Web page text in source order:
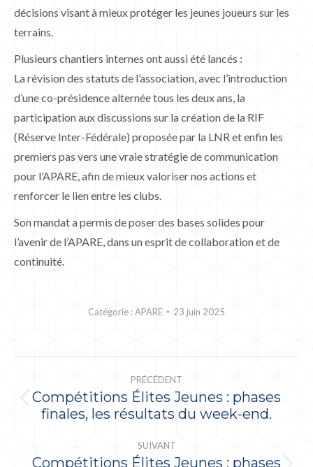
décisions visant à mieux protéger les jeunes joueurs sur les
terrains.
Plusieurs chantiers internes ont aussi été lancés :
La révision des statuts de l’association, avec l’introduction
d’une co-présidence alternée tous les deux ans, la
participation aux discussions sur la création de la RIF
(Réserve Inter-Fédérale) proposée par la LNR et enfin les
premiers pas vers une vraie stratégie de communication
pour l’APARE, afin de mieux valoriser nos actions et
renforcer le lien entre les clubs.
Son mandat a permis de poser des bases solides pour
l’avenir de l’APARE, dans un esprit de collaboration et de
continuité.
Catégorie :APARE 23 juin 2025
ARTICLE
PRÉCÉDENT
Article
:
Compétitions Élites Jeunes : phases
finales, les résultats du week-end.
SUIVANT
Compétitions Élites Jeunes : phases